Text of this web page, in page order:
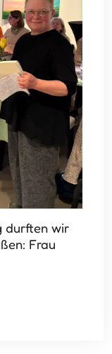
durften wir
Frau